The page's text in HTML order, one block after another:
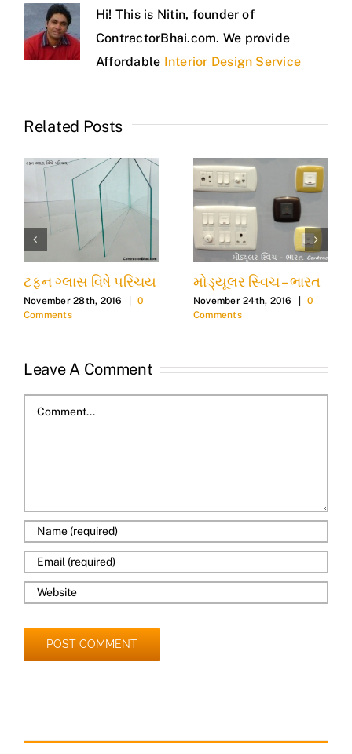
Hi! This is Nitin, founder of
ContractorBhai.com. We provide
Affordable Interior Design Service
Related Posts
ટફન ગ્લાસ વિષે પરિચય
November 28th, 2016
Comments
મોડ્યૂલર સ્વિચ – ભારત
November 24th, 2016
Comments
Leave A Comment
Comment